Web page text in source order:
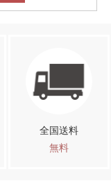
全国送料
無料